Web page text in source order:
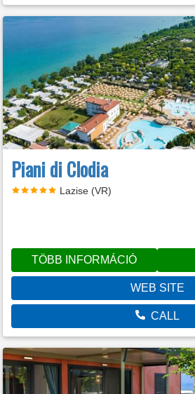
Piani di Clodia
Lazise (VR)
TÖBB INFORMÁCIÓ
WEB SITE
CALL